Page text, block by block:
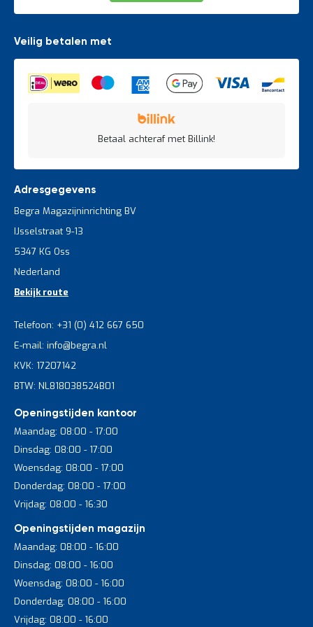
Veilig betalen met
Betaal achteraf met Billink!
Adresgegevens
Begra Magazijninrichting BV
IJsselstraat 9-13
5347 KG Oss
Nederland
Bekijk route
Telefoon: +31 (0) 412 667 650
E-mail: info@begra.nl
KVK: 17207142
BTW: NL818038524B01
Openingstijden kantoor
Maandag: 08:00 - 17:00
Dinsdag: 08:00 - 17:00
Woensdag: 08:00 - 17:00
Donderdag: 08:00 - 17:00
Vrijdag: 08:00 - 16:30
Openingstijden magazijn
Maandag: 08:00 - 16:00
Dinsdag: 08:00 - 16:00
Woensdag: 08:00 - 16:00
Donderdag: 08:00 - 16:00
Vrijdag: 08:00 - 16:00